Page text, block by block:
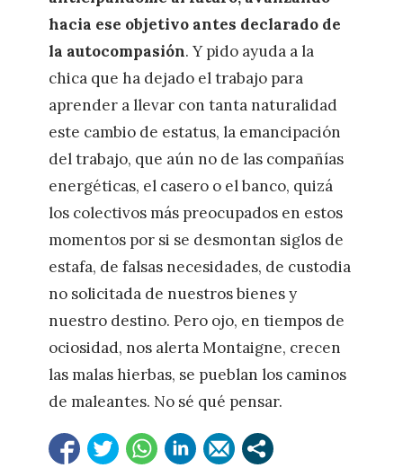
hacia ese objetivo antes declarado de
la autocompasión. Y pido ayuda a la
chica que ha dejado el trabajo para
aprender a llevar con tanta naturalidad
este cambio de estatus, la emancipación
del trabajo, que aún no de las compañías
energéticas, el casero o el banco, quizá
los colectivos más preocupados en estos
momentos por si se desmontan siglos de
estafa, de falsas necesidades, de custodia
no solicitada de nuestros bienes y
nuestro destino. Pero ojo, en tiempos de
ociosidad, nos alerta Montaigne, crecen
las malas hierbas, se pueblan los caminos
de maleantes. No sé qué pensar.